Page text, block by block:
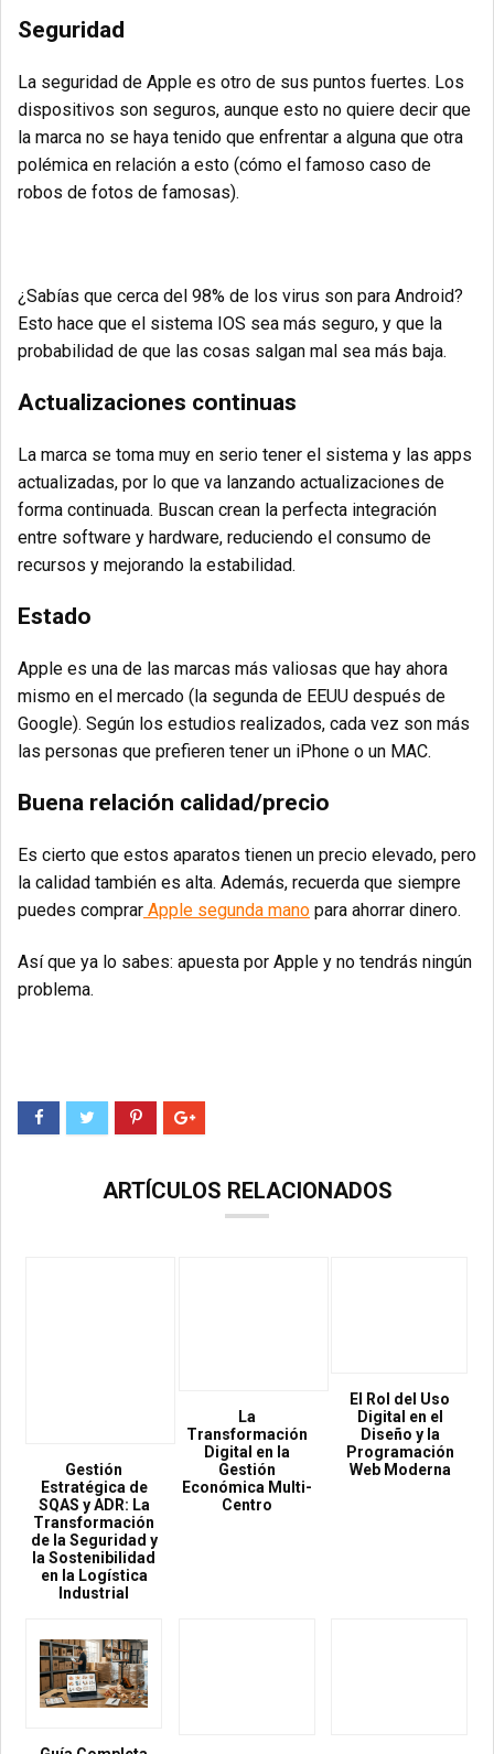
Seguridad
La seguridad de Apple es otro de sus puntos fuertes. Los
dispositivos son seguros, aunque esto no quiere decir que
la marca no se haya tenido que enfrentar a alguna que otra
polémica en relación a esto (cómo el famoso caso de
robos de fotos de famosas).
¿Sabías que cerca del 98% de los virus son para Android?
Esto hace que el sistema IOS sea más seguro, y que la
probabilidad de que las cosas salgan mal sea más baja.
Actualizaciones continuas
La marca se toma muy en serio tener el sistema y las apps
actualizadas, por lo que va lanzando actualizaciones de
forma continuada. Buscan crean la perfecta integración
entre software y hardware, reduciendo el consumo de
recursos y mejorando la estabilidad.
Estado
Apple es una de las marcas más valiosas que hay ahora
mismo en el mercado (la segunda de EEUU después de
Google). Según los estudios realizados, cada vez son más
las personas que prefieren tener un iPhone o un MAC.
Buena relación calidad/precio
Es cierto que estos aparatos tienen un precio elevado, pero
la calidad también es alta. Además, recuerda que siempre
puedes comprar Apple segunda mano para ahorrar dinero.
Así que ya lo sabes: apuesta por Apple y no tendrás ningún
problema.
ARTÍCULOS RELACIONADOS
Gestión
Estratégica de
SQAS y ADR: La
Transformación
de la Seguridad y
la Sostenibilidad
en la Logística
Industrial
La
Transformación
Digital en la
Gestión
Económica Multi-
Centro
El Rol del Uso
Digital en el
Diseño y la
Programación
Web Moderna